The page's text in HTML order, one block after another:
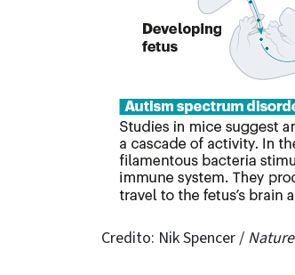
Credito: Nik Spencer / Nature